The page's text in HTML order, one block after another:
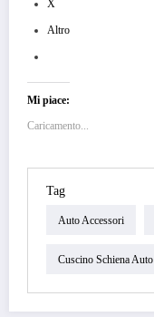
X
Altro
Mi piace:
Caricamento...
Tag
Auto Accessori
Cuscino Schiena Auto